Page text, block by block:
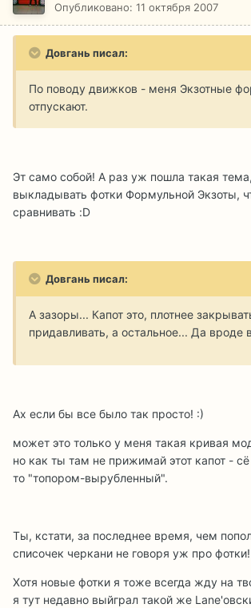
Опубликовано: 11 октября 2007
Довгань писал:
По поводу движков - меня Экзотные
отпускают.
Эт само собой! А раз уж пошла такая
выкладывать фотки Формульной Экзоты,
сравнивать :D
Довгань писал:
А зазоры... Капот это, плотнее
придавливать, а остальное... Да вроде
Ах если бы все было так просто! :)
может это только у меня такая кривая
но как ты там не прижимай этот капот -
то "топором-вырубленный".
Ты, кстати, за последнее время, чем
списочек черкани не говоря уж про фотки!
Хотя новые фотки я тоже всегда жду на
я тут недавно выйграл такой же